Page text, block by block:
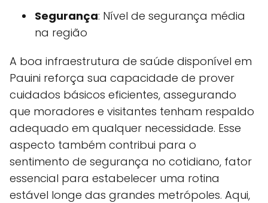
Segurança: Nível de segurança média
na região
A boa infraestrutura de saúde disponível em
Pauini reforça sua capacidade de prover
cuidados básicos eficientes, assegurando
que moradores e visitantes tenham respaldo
adequado em qualquer necessidade. Esse
aspecto também contribui para o
sentimento de segurança no cotidiano, fator
essencial para estabelecer uma rotina
estável longe das grandes metrópoles. Aqui,